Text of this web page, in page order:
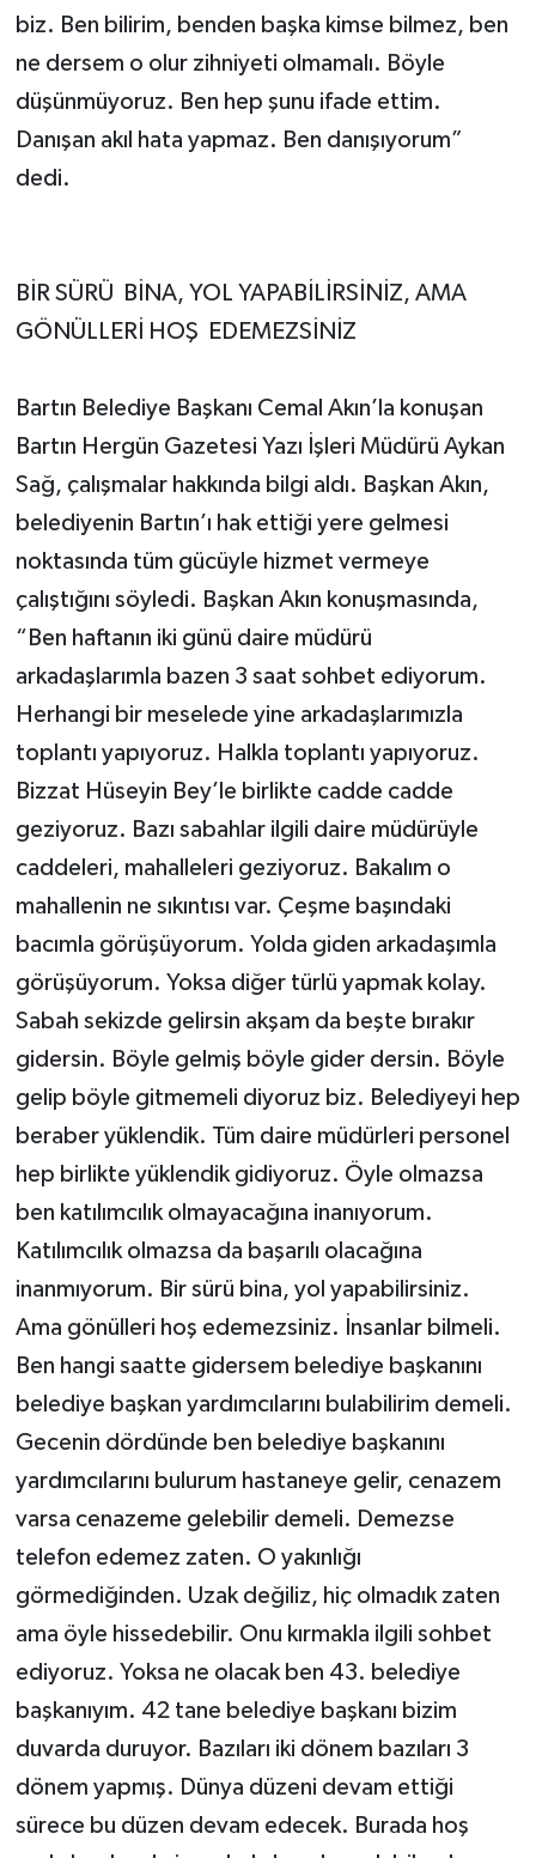
biz. Ben bilirim, benden başka kimse bilmez, ben
ne dersem o olur zihniyeti olmamalı. Böyle
düşünmüyoruz. Ben hep şunu ifade ettim.
Danışan akıl hata yapmaz. Ben danışıyorum”
dedi.
BİR SÜRÜ BİNA, YOL YAPABİLİRSİNİZ, AMA
GÖNÜLLERİ HOŞ EDEMEZSİNİZ
Bartın Belediye Başkanı Cemal Akın’la konuşan
Bartın Hergün Gazetesi Yazı İşleri Müdürü Aykan
Sağ, çalışmalar hakkında bilgi aldı. Başkan Akın,
belediyenin Bartın’ı hak ettiği yere gelmesi
noktasında tüm gücüyle hizmet vermeye
çalıştığını söyledi. Başkan Akın konuşmasında,
“Ben haftanın iki günü daire müdürü
arkadaşlarımla bazen 3 saat sohbet ediyorum.
Herhangi bir meselede yine arkadaşlarımızla
toplantı yapıyoruz. Halkla toplantı yapıyoruz.
Bizzat Hüseyin Bey’le birlikte cadde cadde
geziyoruz. Bazı sabahlar ilgili daire müdürüyle
caddeleri, mahalleleri geziyoruz. Bakalım o
mahallenin ne sıkıntısı var. Çeşme başındaki
bacımla görüşüyorum. Yolda giden arkadaşımla
görüşüyorum. Yoksa diğer türlü yapmak kolay.
Sabah sekizde gelirsin akşam da beşte bırakır
gidersin. Böyle gelmiş böyle gider dersin. Böyle
gelip böyle gitmemeli diyoruz biz. Belediyeyi hep
beraber yüklendik. Tüm daire müdürleri personel
hep birlikte yüklendik gidiyoruz. Öyle olmazsa
ben katılımcılık olmayacağına inanıyorum.
Katılımcılık olmazsa da başarılı olacağına
inanmıyorum. Bir sürü bina, yol yapabilirsiniz.
Ama gönülleri hoş edemezsiniz. İnsanlar bilmeli.
Ben hangi saatte gidersem belediye başkanını
belediye başkan yardımcılarını bulabilirim demeli.
Gecenin dördünde ben belediye başkanını
yardımcılarını bulurum hastaneye gelir, cenazem
varsa cenazeme gelebilir demeli. Demezse
telefon edemez zaten. O yakınlığı
görmediğinden. Uzak değiliz, hiç olmadık zaten
ama öyle hissedebilir. Onu kırmakla ilgili sohbet
ediyoruz. Yoksa ne olacak ben 43. belediye
başkanıyım. 42 tane belediye başkanı bizim
duvarda duruyor. Bazıları iki dönem bazıları 3
dönem yapmış. Dünya düzeni devam ettiği
sürece bu düzen devam edecek. Burada hoş